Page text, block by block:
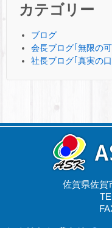
カテゴリー
ブログ
会長ブログ｢無限の
社長ブログ｢真実の口
佐賀県佐賀